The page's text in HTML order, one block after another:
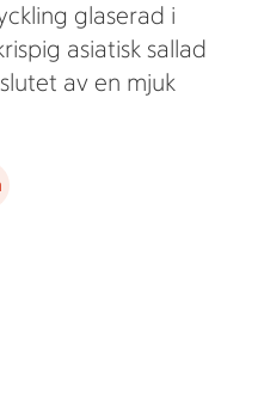
glaserad i
asiatisk sallad
av en mjuk